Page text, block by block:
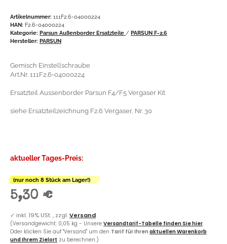
Artikelnummer: 111F2.6-04000224
HAN: F2.6-04000224
Kategorie: Parsun Außenborder Ersatzteile / PARSUN F-2.6
Hersteller: PARSUN
Gemisch Einstellschraube
Art.Nr. 111F2.6-04000224
Ersatzteil Aussenborder Parsun F4/F5 Vergaser Kit
siehe Ersatzteilzeichnung F2.6 Vergaser, Nr. 30
aktueller Tages-Preis:
(nur noch 8 Stück am Lager!)
5,30 €
✓ inkl. 19% USt. , zzgl.Versand
(Versandgewicht: 0,05 kg - Unsere Versandtarif-Tabelle finden Sie hier.
Oder klicken Sie auf "Versand" um den Tarif für Ihren aktuellen Warenkorb
und Ihrem Zielort zu berechnen.)